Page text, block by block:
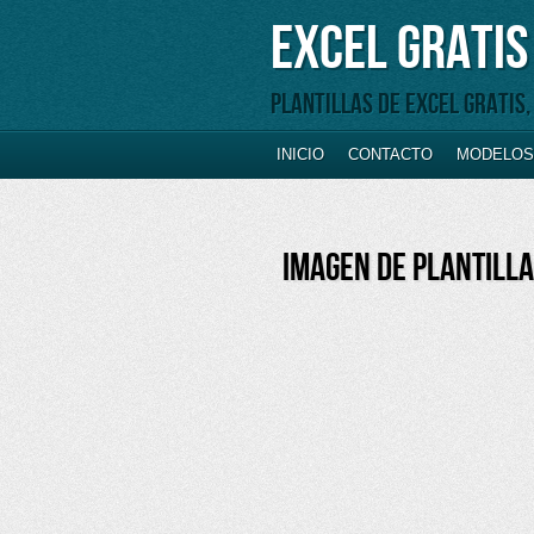
Excel Gratis
Plantillas de Excel
INICIO CONTACTO
IMAGEN DE